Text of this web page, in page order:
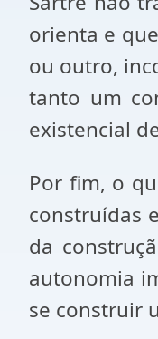
orienta e
ou outro,
tanto um
existencial
Por fim, o
construídas
da
autonomia
se construir